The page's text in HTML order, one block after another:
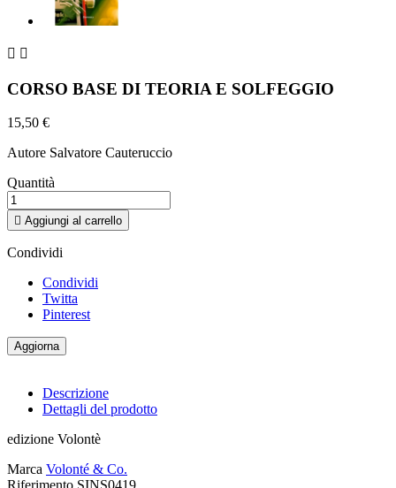
 
CORSO BASE DI TEORIA E SOLFEGGIO
15,50 €
Autore Salvatore Cauteruccio
Quantità
 Aggiungi al carrello
Condividi
Condividi
Twitta
Pinterest
Descrizione
Dettagli del prodotto
edizione Volontè
Marca Volonté & Co.